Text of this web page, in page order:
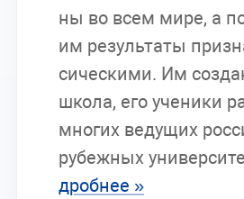
ны во всем мире, а
им ре­зуль­та­ты
си­че­ски­ми. Им
шко­ла, его уче­ни­ки
мно­гих ве­ду­щих
ру­беж­ных
дроб­нее »